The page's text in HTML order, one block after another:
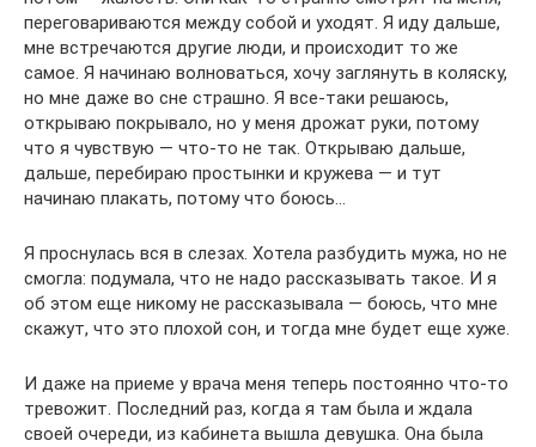
переговариваются между собой и уходят. Я иду дальше,
мне встречаются другие люди, и происходит то же
самое. Я начинаю волноваться, хочу заглянуть в коляску,
но мне даже во сне страшно. Я все-таки решаюсь,
открываю покрывало, но у меня дрожат руки, потому
что я чувствую — что-то не так. Открываю дальше,
дальше, перебираю простынки и кружева — и тут
начинаю плакать, потому что боюсь…
Я проснулась вся в слезах. Хотела разбудить мужа, но не
смогла: подумала, что не надо рассказывать такое. И я
об этом еще никому не рассказывала — боюсь, что мне
скажут, что это плохой сон, и тогда мне будет еще хуже.
И даже на приеме у врача меня теперь постоянно что-то
тревожит. Последний раз, когда я там была и ждала
своей очереди, из кабинета вышла девушка. Она была